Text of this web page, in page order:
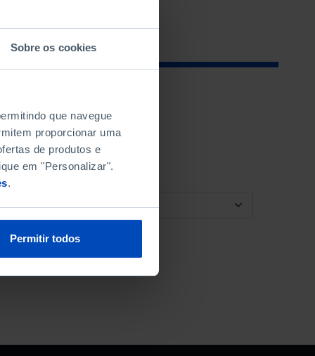
Sobre os cookies
que navegue
proporcionar uma
de produtos e
em "Personalizar".
.
Permitir todos
ORDENAR POR